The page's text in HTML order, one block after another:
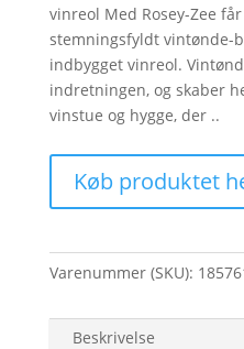
vinreol Med Rosey-Zee
stemningsfyldt vintønde-
indbygget vinreol.
indretningen, og skaber
vinstue og hygge, der ..
Køb produktet
Varenummer (SKU):
Beskrivelse